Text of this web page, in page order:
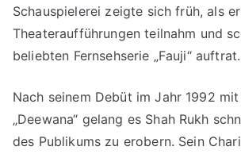
Schauspielerei zeigte sich früh, als
Theateraufführungen teilnahm und
beliebten Fernsehserie „Fauji“ auftrat.
Nach seinem Debüt im Jahr 1992
„Deewana“ gelang es Shah Rukh
des Publikums zu erobern. Sein